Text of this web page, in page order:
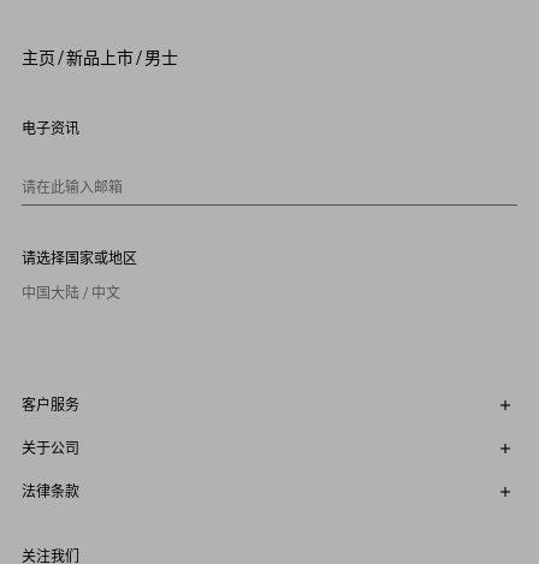
主页/新品上市/男士
电子资讯
请在此输入邮箱
请选择国家或地区
中国大陆 / 中文
客户服务
关于公司
法律条款
关注我们